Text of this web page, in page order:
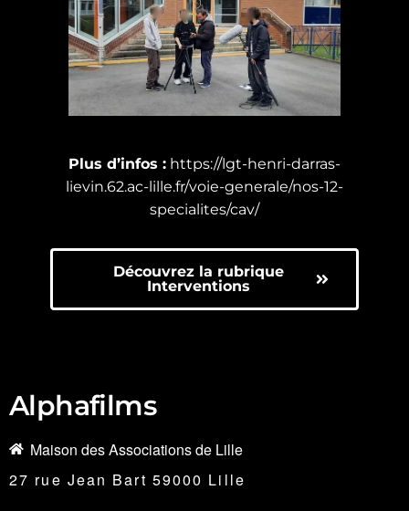
Plus d’infos : https://lgt-henri-darras-
lievin.62.ac-lille.fr/voie-generale/nos-12-
specialites/cav/
Découvrez la rubrique
Interventions
Alphafilms
Maison des Associations de Lille
27 rue Jean Bart 59000 Lille